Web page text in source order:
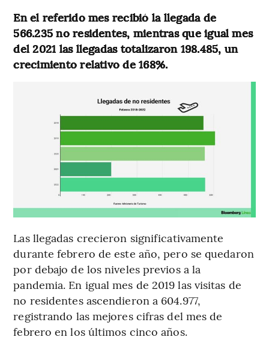
En el referido mes recibió la llegada de
566.235 no residentes, mientras que igual mes
del 2021 las llegadas totalizaron 198.485, un
crecimiento relativo de 168%.
Las llegadas crecieron significativamente
durante febrero de este año, pero se quedaron
por debajo de los niveles previos a la
pandemia. En igual mes de 2019 las visitas de
no residentes ascendieron a 604.977,
registrando las mejores cifras del mes de
febrero en los últimos cinco años.